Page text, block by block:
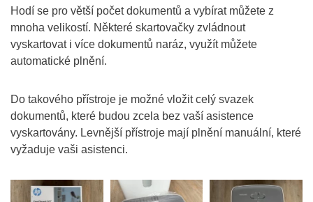
Hodí se pro větší počet dokumentů a vybírat můžete z
mnoha velikostí. Některé skartovačky zvládnout
vyskartovat i více dokumentů naráz, využít můžete
automatické plnění.
Do takového přístroje je možné vložit celý svazek
dokumentů, které budou zcela bez vaší asistence
vyskartovány. Levnější přístroje mají plnění manuální, které
vyžaduje vaši asistenci.